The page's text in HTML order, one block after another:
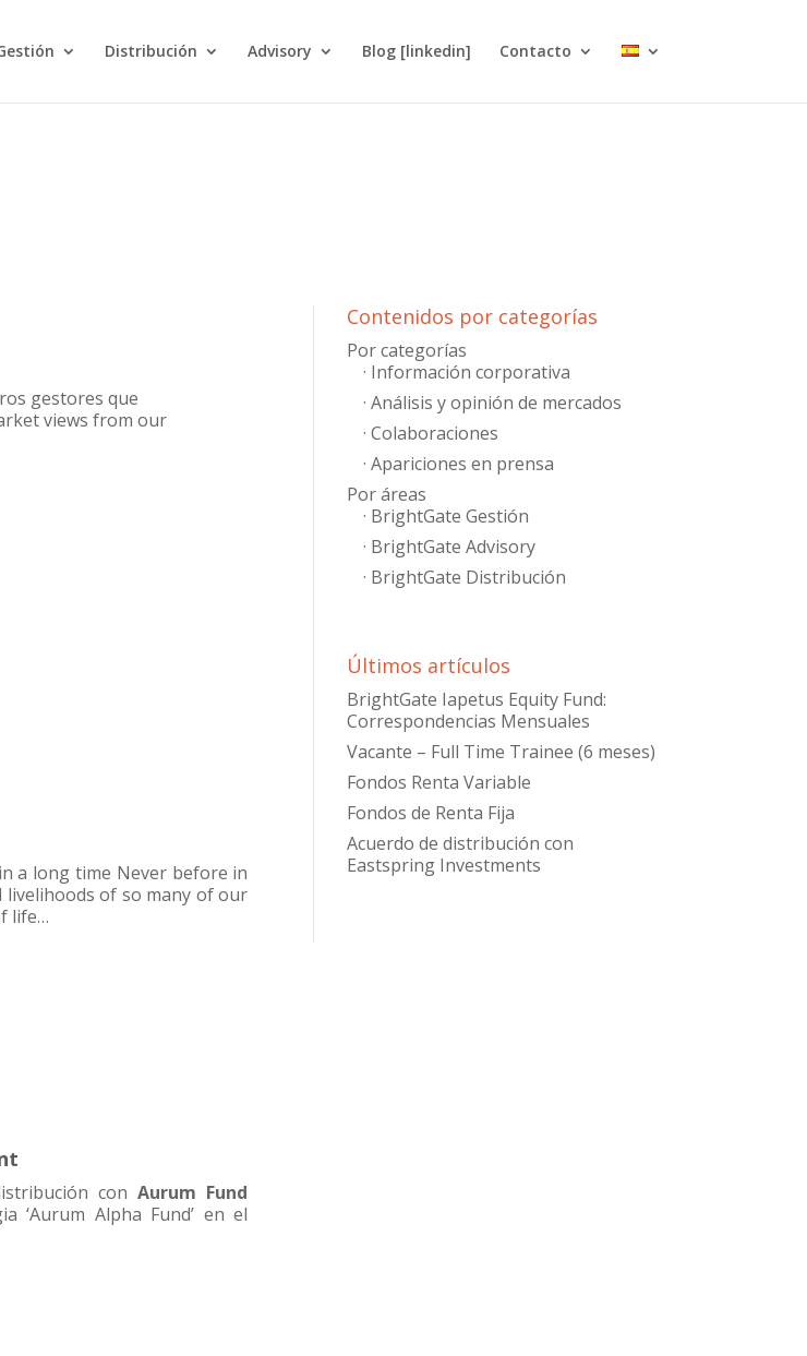
Distribución Advisory Blog [linkedin] Contacto
gestores que
views from our
a long time Never before in
of so many of our
life…
conAurum Fund
Alpha Fund’ en el
Contenidos por categorías
Por categorías
· Información corporativa
· Análisis y opinión de mercados
· Colaboraciones
· Apariciones en prensa
Por áreas
· BrightGate Gestión
· BrightGate Advisory
· BrightGate Distribución
Últimos artículos
BrightGate Iapetus Equity Fund:
Correspondencias Mensuales
Vacante – Full Time Trainee (6 meses)
Fondos Renta Variable
Fondos de Renta Fija
Acuerdo de distribución con
Eastspring Investments